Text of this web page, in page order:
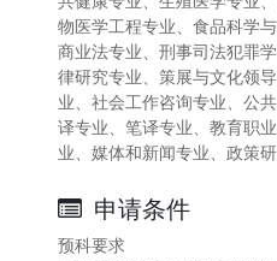
物医学工程专业、食品科学
商业法专业、刑事司法犯罪
律研究专业、策展与文化领
业、社会工作咨询专业、公
译专业、笔译专业、教育职
业、媒体和新闻专业、政策研
申请条件
预科要求